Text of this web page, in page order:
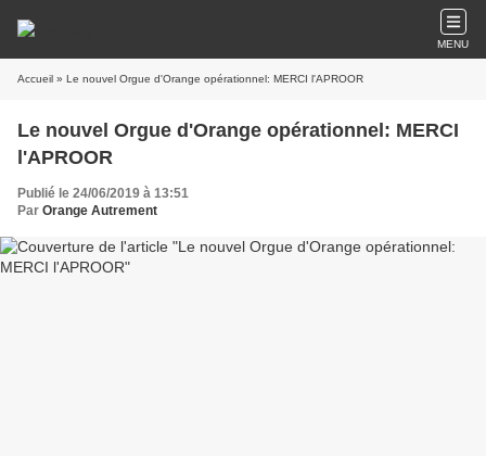
MENU
Accueil » Le nouvel Orgue d'Orange opérationnel: MERCI l'APROOR
Le nouvel Orgue d'Orange opérationnel: MERCI
l'APROOR
Publié le 24/06/2019 à 13:51
Par Orange Autrement